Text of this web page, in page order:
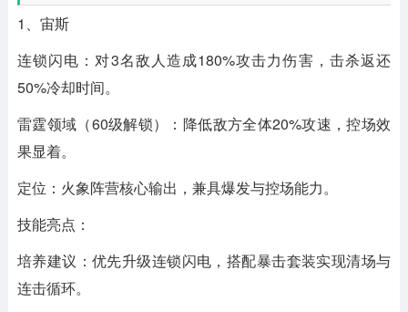
1、宙斯
连锁闪电：对3名敌人造成180%攻击力伤害，击杀返还
50%冷却时间。
雷霆领域（60级解锁）：降低敌方全体20%攻速，控场效
果显着。
定位：火象阵营核心输出，兼具爆发与控场能力。
技能亮点：
培养建议：优先升级连锁闪电，搭配暴击套装实现清场与
连击循环。